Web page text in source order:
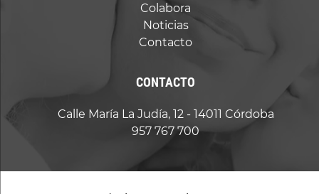
Colabora
Noticias
Contacto
CONTACTO
Calle María La Judía, 12 - 14011 Córdoba
957 767 700